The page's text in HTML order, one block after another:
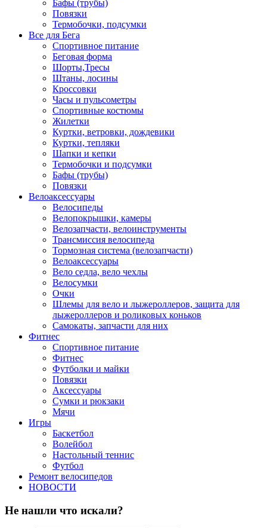
Бафы (трубы)
Повязки
Термобочки, подсумки
Все для Бега
Спортивное питание
Беговая форма
Шорты,Тресы
Штаны, лосины
Кроссовки
Часы и пульсометры
Спортивные костюмы
Жилетки
Куртки, ветровки, дождевики
Куртки, тепляки
Шапки и кепки
Термобочки и подсумки
Бафы (трубы)
Повязки
Велоаксессуары
Велосипеды
Велопокрышки, камеры
Велозапчасти, велоинструменты
Трансмиссия велосипеда
Тормозная система (велозапчасти)
Велоаксессуары
Вело седла, вело чехлы
Велосумки
Очки
Шлемы для вело и лыжероллеров, защита для
лыжероллеров и роликовых коньков
Самокаты, запчасти для них
Фитнес
Спортивное питание
Фитнес
Футболки и майки
Повязки
Аксессуары
Сумки и рюкзаки
Мячи
Игры
Баскетбол
Волейбол
Настольный теннис
Футбол
Ремонт велосипедов
НОВОСТИ
Не нашли что искали?